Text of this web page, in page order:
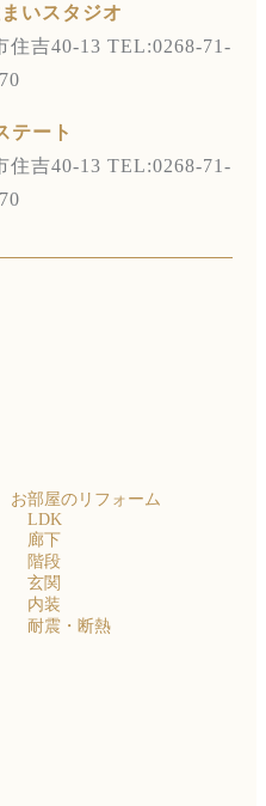
いスタジオ
住吉40-13 TEL:0268-71-
テート
住吉40-13 TEL:0268-71-
お部屋のリフォーム
LDK
廊下
階段
玄関
内装
耐震・断熱